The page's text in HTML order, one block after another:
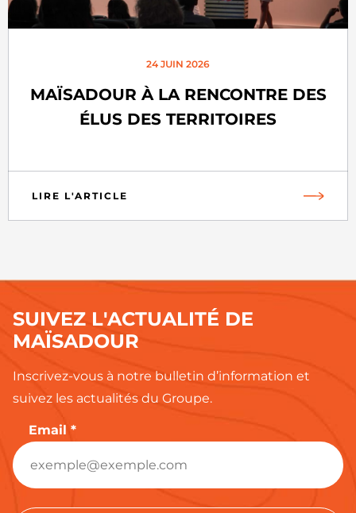
24 JUIN 2026
MAÏSADOUR À LA RENCONTRE DES
ÉLUS DES TERRITOIRES
LIRE L'ARTICLE
SUIVEZ L'ACTUALITÉ DE
MAÏSADOUR
Inscrivez-vous à notre bulletin d’information et
suivez les actualités du Groupe.
Email *